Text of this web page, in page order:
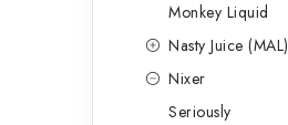
Monkey Liquid
Nasty Juice (MAL)
Nixer
Seriously